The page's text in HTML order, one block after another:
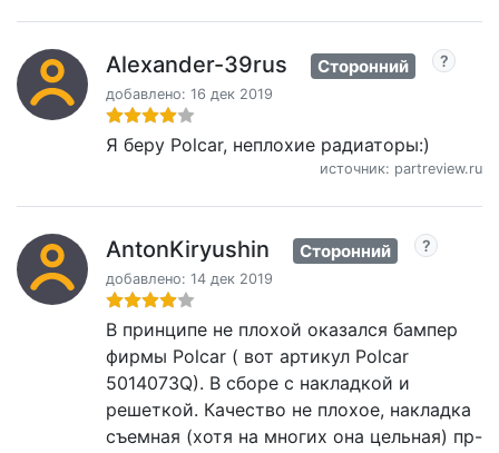
Alexander-39rus Сторонний
добавлено: 16 дек 2019
Я беру Polcar, неплохие радиаторы:)
источник: partreview.ru
AntonKiryushin Сторонний
добавлено: 14 дек 2019
В принципе не плохой оказался бампер
фирмы Polcar ( вот артикул Polcar
5014073Q). В сборе с накладкой и
решеткой. Качество не плохое, накладка
съемная (хотя на многих она цельная) пр-